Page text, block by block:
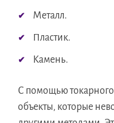
Металл.
Пластик.
Камень.
С помощью
объекты, которые